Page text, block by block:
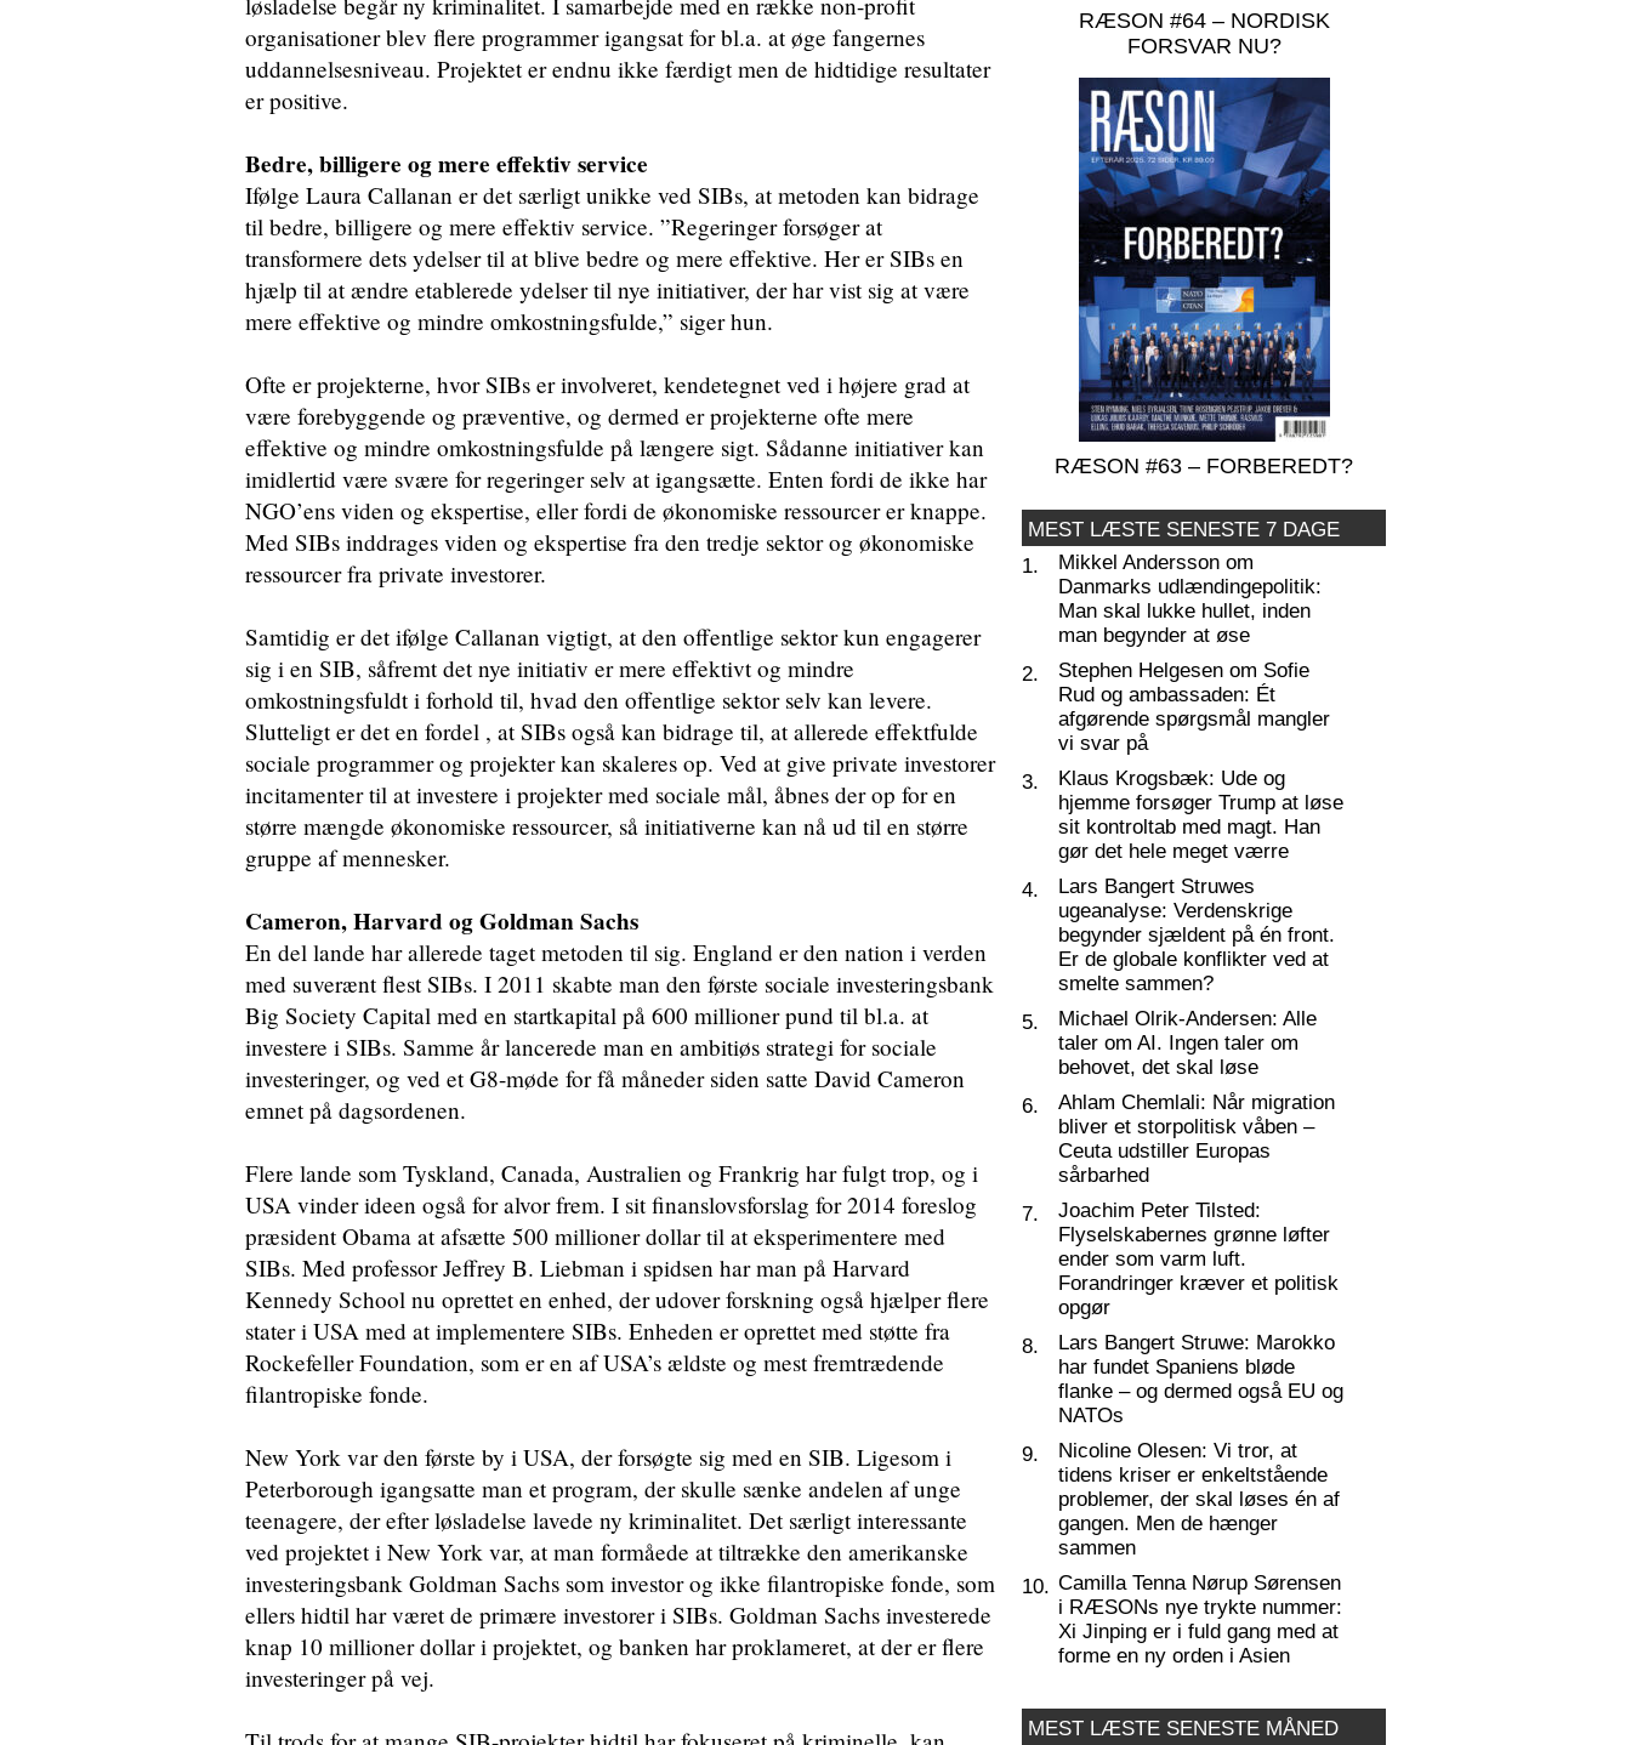
organisationer blev flere programmer igangsat for bl.a. at øge fangernes
uddannelsesniveau. Projektet er endnu ikke færdigt men de hidtidige resultater
er positive.
Bedre, billigere og mere effektiv service
Ifølge Laura Callanan er det særligt unikke ved SIBs, at metoden kan bidrage
til bedre, billigere og mere effektiv service. ”Regeringer forsøger at
transformere dets ydelser til at blive bedre og mere effektive. Her er SIBs en
hjælp til at ændre etablerede ydelser til nye initiativer, der har vist sig at være
mere effektive og mindre omkostningsfulde,” siger hun.
Ofte er projekterne, hvor SIBs er involveret, kendetegnet ved i højere grad at
være forebyggende og præventive, og dermed er projekterne ofte mere
effektive og mindre omkostningsfulde på længere sigt. Sådanne initiativer kan
imidlertid være svære for regeringer selv at igangsætte. Enten fordi de ikke har
NGO’ens viden og ekspertise, eller fordi de økonomiske ressourcer er knappe.
Med SIBs inddrages viden og ekspertise fra den tredje sektor og økonomiske
ressourcer fra private investorer.
Samtidig er det ifølge Callanan vigtigt, at den offentlige sektor kun engagerer
sig i en SIB, såfremt det nye initiativ er mere effektivt og mindre
omkostningsfuldt i forhold til, hvad den offentlige sektor selv kan levere.
Slutteligt er det en fordel , at SIBs også kan bidrage til, at allerede effektfulde
sociale programmer og projekter kan skaleres op. Ved at give private investorer
incitamenter til at investere i projekter med sociale mål, åbnes der op for en
større mængde økonomiske ressourcer, så initiativerne kan nå ud til en større
gruppe af mennesker.
Cameron, Harvard og Goldman Sachs
En del lande har allerede taget metoden til sig. England er den nation i verden
med suverænt flest SIBs. I 2011 skabte man den første sociale investeringsbank
Big Society Capital med en startkapital på 600 millioner pund til bl.a. at
investere i SIBs. Samme år lancerede man en ambitiøs strategi for sociale
investeringer, og ved et G8-møde for få måneder siden satte David Cameron
emnet på dagsordenen.
Flere lande som Tyskland, Canada, Australien og Frankrig har fulgt trop, og i
USA vinder ideen også for alvor frem. I sit finanslovsforslag for 2014 foreslog
præsident Obama at afsætte 500 millioner dollar til at eksperimentere med
SIBs. Med professor Jeffrey B. Liebman i spidsen har man på Harvard
Kennedy School nu oprettet en enhed, der udover forskning også hjælper flere
stater i USA med at implementere SIBs. Enheden er oprettet med støtte fra
Rockefeller Foundation, som er en af USA’s ældste og mest fremtrædende
filantropiske fonde.
New York var den første by i USA, der forsøgte sig med en SIB. Ligesom i
Peterborough igangsatte man et program, der skulle sænke andelen af unge
teenagere, der efter løsladelse lavede ny kriminalitet. Det særligt interessante
ved projektet i New York var, at man formåede at tiltrække den amerikanske
investeringsbank Goldman Sachs som investor og ikke filantropiske fonde, som
ellers hidtil har været de primære investorer i SIBs. Goldman Sachs investerede
knap 10 millioner dollar i projektet, og banken har proklameret, at der er flere
investeringer på vej.
RÆSON #64 – NORDISK
FORSVAR NU?
RÆSON #63 – FORBEREDT?
MEST LÆSTE SENESTE 7 DAGE
1.
Mikkel Andersson om
Danmarks udlændingepolitik:
Man skal lukke hullet, inden
man begynder at øse
2.
Stephen Helgesen om Sofie
Rud og ambassaden: Ét
afgørende spørgsmål mangler
vi svar på
3.
Klaus Krogsbæk: Ude og
hjemme forsøger Trump at løse
sit kontroltab med magt. Han
gør det hele meget værre
4.
Lars Bangert Struwes
ugeanalyse: Verdenskrige
begynder sjældent på én front.
Er de globale konflikter ved at
smelte sammen?
5.
Michael Olrik-Andersen: Alle
taler om AI. Ingen taler om
behovet, det skal løse
6.
Ahlam Chemlali: Når migration
bliver et storpolitisk våben –
Ceuta udstiller Europas
sårbarhed
7.
Joachim Peter Tilsted:
Flyselskabernes grønne løfter
ender som varm luft.
Forandringer kræver et politisk
opgør
8.
Lars Bangert Struwe: Marokko
har fundet Spaniens bløde
flanke – og dermed også EU og
NATOs
9.
Nicoline Olesen: Vi tror, at
tidens kriser er enkeltstående
problemer, der skal løses én af
gangen. Men de hænger
sammen
10. Camilla Tenna Nørup Sørensen
i RÆSONs nye trykte nummer:
Xi Jinping er i fuld gang med at
forme en ny orden i Asien
MEST LÆSTE SENESTE MÅNED